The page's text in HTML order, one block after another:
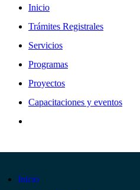
Inicio
Trámites Registrales
Servicios
Programas
Proyectos
Capacitaciones y eventos
Inicio